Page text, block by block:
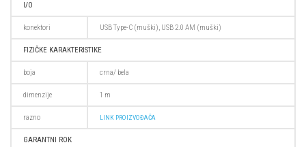
I/O
konektori USB Type-C (muški), USB 2.0 AM (muški)
FIZIČKE KARAKTERISTIKE
boja crna/ bela
dimenzije 1 m
razno LINK PROIZVOĐAČA
GARANTNI ROK